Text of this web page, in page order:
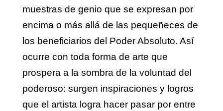
muestras de genio que se expresan por
encima o más allá de las pequeñeces de
los beneficiarios del Poder Absoluto. Así
ocurre con toda forma de arte que
prospera a la sombra de la voluntad del
poderoso: surgen inspiraciones y logros
que el artista logra hacer pasar por entre